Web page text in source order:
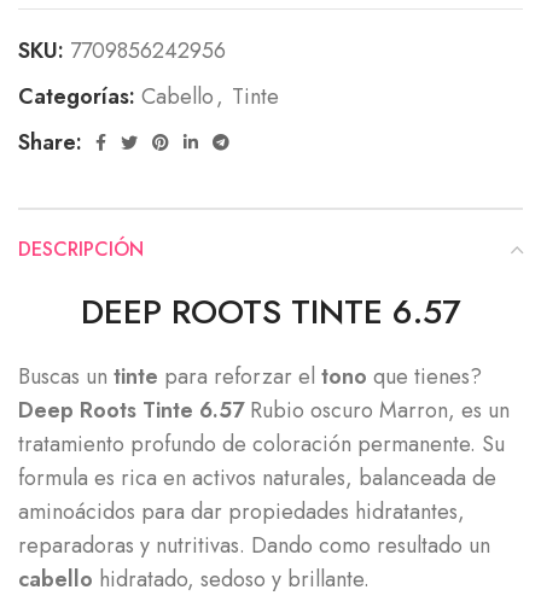
SKU: 7709856242956
Categorías: Cabello, Tinte
Share:
DESCRIPCIÓN
DEEP ROOTS TINTE 6.57
Buscas un tinte para reforzar el tono que tienes?
Deep Roots Tinte 6.57Rubio oscuro Marron, es un
tratamiento profundo de coloración permanente. Su
formula es rica en activos naturales, balanceada de
aminoácidos para dar propiedades hidratantes,
reparadoras y nutritivas. Dando como resultado un
cabello hidratado, sedoso y brillante.